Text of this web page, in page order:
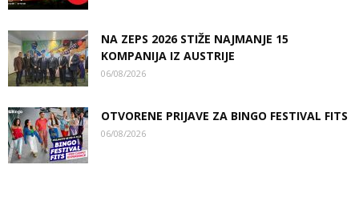
NA ZEPS 2026 STIŽE NAJMANJE 15
KOMPANIJA IZ AUSTRIJE
06/08/2026
OTVORENE PRIJAVE ZA BINGO FESTIVAL FITS
06/08/2026